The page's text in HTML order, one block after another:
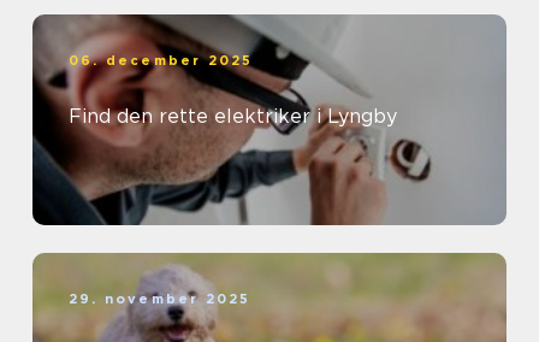
06. december 2025
Find den rette elektriker i Lyngby
29. november 2025